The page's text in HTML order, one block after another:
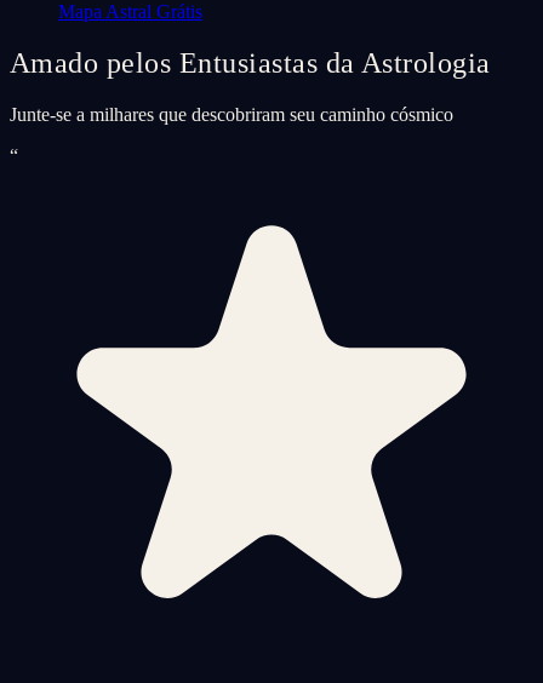
Mapa Astral Grátis
Amado pelos Entusiastas da Astrologia
Junte-se a milhares que descobriram seu caminho cósmico
“